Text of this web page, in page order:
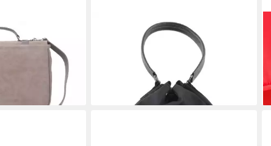
Istanbul 7 -
bei dir
Schultertasche BREE Barcelona
NYLON 15 - Schultertasche / Beutel
lieferbar - in 2-3 Werktagen bei dir